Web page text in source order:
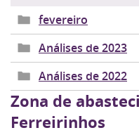
fevereiro
Análises de 2023
Análises de 2022
Zona de
Ferreirinhos